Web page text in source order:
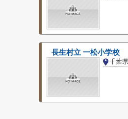
長生村立 一松小学校
千葉